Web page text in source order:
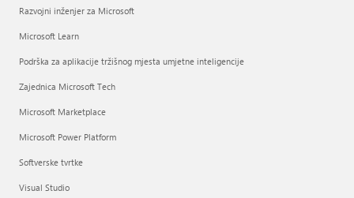
Razvojni inženjer za Microsoft
Microsoft Learn
Podrška za aplikacije tržišnog mjesta umjetne inteligencije
Zajednica Microsoft Tech
Microsoft Marketplace
Microsoft Power Platform
Softverske tvrtke
Visual Studio